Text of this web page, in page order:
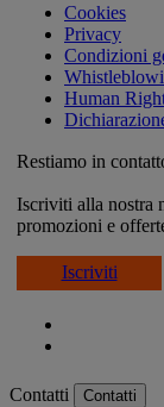
Cookies
Privacy
Condizioni
Human
Restiamo in
Iscriviti alla nostra
promozioni e
Iscriviti
Contatti Contatti